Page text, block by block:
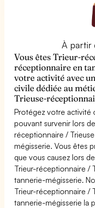
À partir
Vous êtes Trieur-
réceptionnaire en
votre activité avec
civile dédiée au
Trieuse-
Protégez votre activité
pouvant survenir lors
réceptionnaire /
mégisserie. Vous êtes
que vous causez lors
Trieur-réceptionnaire /
tannerie-mégisserie.
Trieur-réceptionnaire /
tannerie-mégisserie la